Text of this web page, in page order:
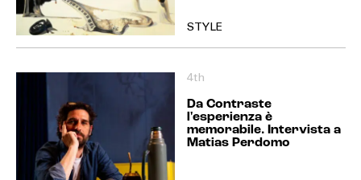
STYLE
4th
Da Contraste
l'esperienza è
memorabile. Intervista a
Matias Perdomo